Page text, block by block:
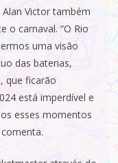
Victor também
o carnaval. “O Rio
uma visão
das baterias,
que ficarão
está imperdível e
esses momentos